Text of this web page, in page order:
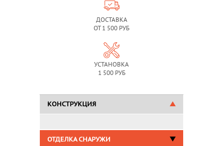
ДОСТАВКА
ОТ 1 500 РУБ
УСТАНОВКА
1 500 РУБ
КОНСТРУКЦИЯ
ОТДЕЛКА СНАРУЖИ